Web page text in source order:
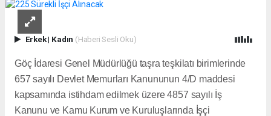
Erkek| Kadın (Haberi Sesli Oku)
Göç İdaresi Genel Müdürlüğü taşra teşkilatı birimlerinde
657 sayılı Devlet Memurları Kanununun 4/D maddesi
kapsamında istihdam edilmek üzere 4857 sayılı İş
Kanunu ve Kamu Kurum ve Kuruluşlarında İşçi